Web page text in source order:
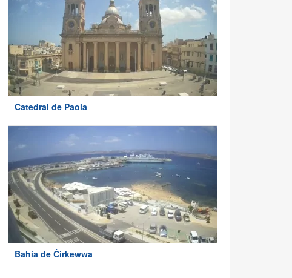
Catedral de Paola
Bahía de Ċirkewwa